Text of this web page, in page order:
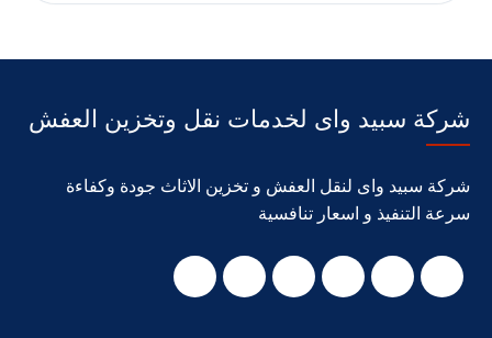
شركة سبيد واى لخدمات نقل وتخزين العفش
شركة سبيد واى لنقل العفش و تخزين الاثاث جودة وكفاءة
سرعة التنفيذ و اسعار تنافسية